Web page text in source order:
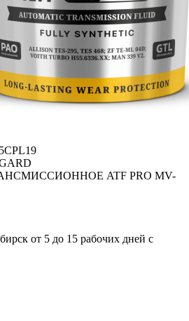
ATF PRO MV-
от 5 до 15 рабочих дней с